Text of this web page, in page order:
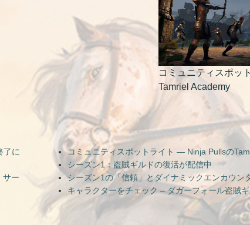
コミュニティスポッ
Tamriel Academy
了に
サー
コミュニティスポットライト — Ninja Pullsの
シーズン1：盗賊ギルドの復活が配信中
シーズン1の「信頼」とダイナミックエンカウン
キャラクターをチェック – ダガーフォール盗賊